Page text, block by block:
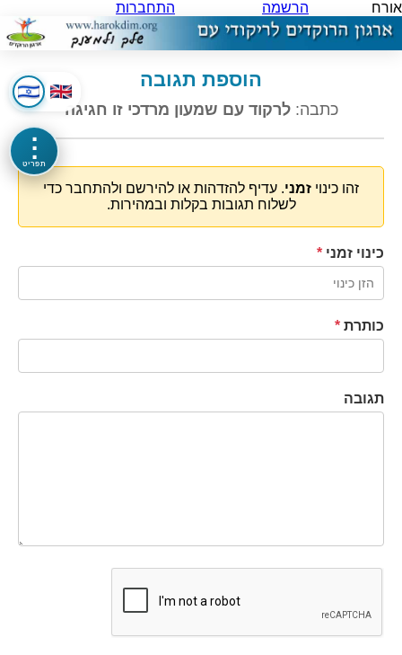
אורח הרשמה התחברות
⋮
תפריט
הוספת תגובה
כתבה:לרקוד עם שמעון מרדכי זו חגיגה
זהו כינוי זמני. עדיף להזדהות או להירשם ולהתחבר כדי
לשלוח תגובות בקלות ובמהירות.
כינוי זמני *
כותרת *
תגובה